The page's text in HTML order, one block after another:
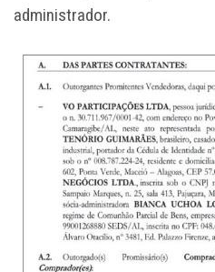
administrador.